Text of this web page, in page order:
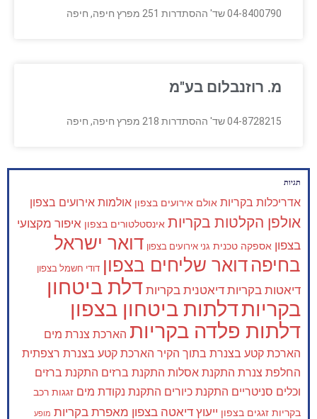
04-8400790 שד' ההסתדרות 251 מפרץ חיפה, חיפה
מ. רוזנבלום בע"מ
04-8728215 שד' ההסתדרות 218 מפרץ חיפה, חיפה
תגיות
אדריכלות בקריות אולם אירועים בצפון אולמות אירועים בצפון
אולפן הקלטות בקריות אינסטלטורים בצפון איפור מקצועי
בצפון אספקה טכנית גני אירועים בצפון דואר ישראל
בחיפה דואר שליחים בצפון דודי חשמל בצפון
דיאטות בקריות דיאטנית בקריות דלת ביטחון
בקריותדלתות ביטחון בצפון
דלתות פלדה בקריות הארכת צנרת מים
הארכת קטע בצנרת בתוך הקיר הארכת קטע בצנרת רצפתית
החלפת צנרת התקנת אסלות התקנת ברזים התקנת ברזים
וכלים סניטריים התקנת כיורים התקנת נקודת מים זגגות רכב
בקריות זגגים בצפון ייעוץ דיאטה בצפון מאפרת בקריות מופע